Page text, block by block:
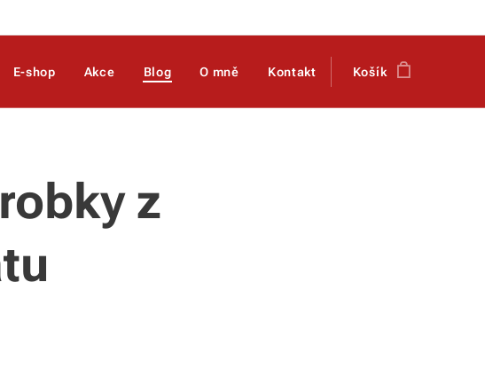
E-shop Akce Blog O mně Kontakt Košík
z